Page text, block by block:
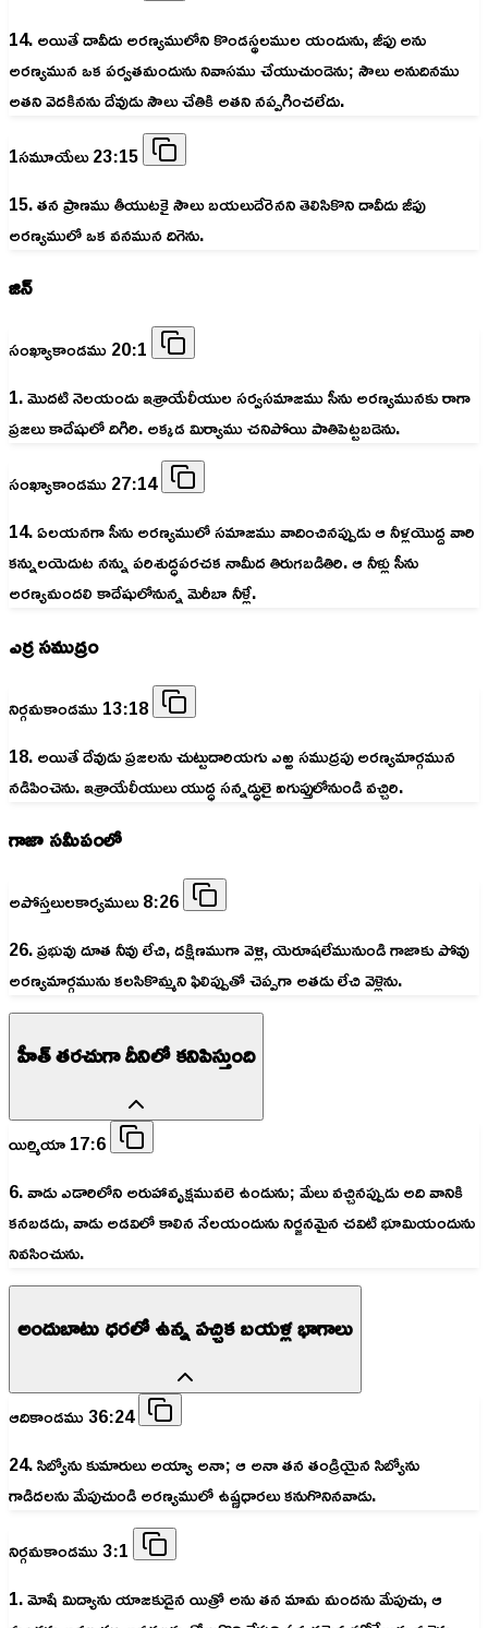
14. అయితే దావీదు అరణ్యములోని కొండస్థలముల యందును, జీఫు అను
అరణ్యమున ఒక పర్వతమందును నివాసము చేయుచుండెను; సౌలు అనుదినము
అతని వెదకినను దేవుడు సౌలు చేతికి అతని నప్పగించలేదు.
1సమూయేలు 23:15
15. తన ప్రాణము తీయుటకై సౌలు బయలుదేరెనని తెలిసికొని దావీదు జీఫు
అరణ్యములో ఒక వనమున దిగెను.
జిన్
సంఖ్యాకాండము 20:1
1. మొదటి నెలయందు ఇశ్రాయేలీయుల సర్వసమాజము సీను అరణ్యమునకు రాగా
ప్రజలు కాదేషులో దిగిరి. అక్కడ మిర్యాము చనిపోయి పాతిపెట్టబడెను.
సంఖ్యాకాండము 27:14
14. ఏలయనగా సీను అరణ్యములో సమాజము వాదించినప్పుడు ఆ నీళ్లయొద్ద వారి
కన్నులయెదుట నన్ను పరిశుద్ధపరచక నామీద తిరుగబడితిరి. ఆ నీళ్లు సీను
అరణ్యమందలి కాదేషులోనున్న మెరీబా నీళ్లే.
ఎర్ర సముద్రం
నిర్గమకాండము 13:18
18. అయితే దేవుడు ప్రజలను చుట్టుదారియగు ఎఱ్ఱ సముద్రపు అరణ్యమార్గమున
నడిపించెను. ఇశ్రాయేలీయులు యుద్ధ సన్నద్ధులై ఐగుప్తులోనుండి వచ్చిరి.
గాజా సమీపంలో
అపోస్తలులకార్యములు 8:26
26. ప్రభువు దూత నీవు లేచి, దక్షిణముగా వెళ్లి, యెరూషలేమునుండి గాజాకు పోవు
అరణ్యమార్గమును కలసికొమ్మని ఫిలిప్పుతో చెప్పగా అతడు లేచి వెళ్లెను.
హీత్ తరచుగా దీనిలో కనిపిస్తుంది
యిర్మియా 17:6
6. వాడు ఎడారిలోని అరుహావృక్షమువలె ఉండును; మేలు వచ్చినప్పుడు అది వానికి
కనబడదు, వాడు అడవిలో కాలిన నేలయందును నిర్జనమైన చవిటి భూమియందును
నివసించును.
అందుబాటు ధరలో ఉన్న పచ్చిక బయళ్ల భాగాలు
ఆదికాండము 36:24
24. సిబ్యోను కుమారులు అయ్యా అనా; ఆ అనా తన తండ్రియైన సిబ్యోను
గాడిదలను మేపుచుండి అరణ్యములో ఉష్ణధారలు కనుగొనినవాడు.
నిర్గమకాండము 3:1
1. మోషే మిద్యాను యాజకుడైన యిత్రో అను తన మామ మందను మేపుచు, ఆ